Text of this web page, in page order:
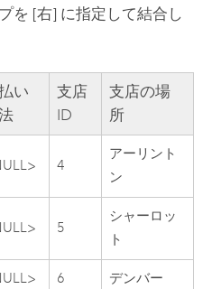
を [右] に指定して結合し
い
支店
ID
支店の場
所
4
アーリント
ン
5
シャーロッ
ト
6 デンバー